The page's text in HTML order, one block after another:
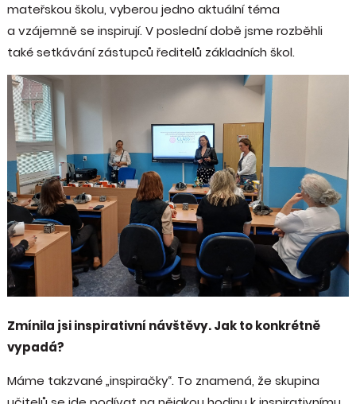
mateřskou školu, vyberou jedno aktuální téma
a vzájemně se inspirují. V poslední době jsme rozběhli
také setkávání zástupců ředitelů základních škol.
Zmínila jsi inspirativní návštěvy. Jak to konkrétně
vypadá?
Máme takzvané „inspiračky“. To znamená, že skupina